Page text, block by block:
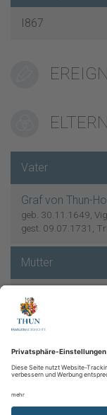
I867
ELTERN
Vater
Graf von Thun-
geb. 30.11.1649,
gest. 09.07.1731,
Mutter
Gräfin von
Verheiratet
30.11.1676
Trient, ITA